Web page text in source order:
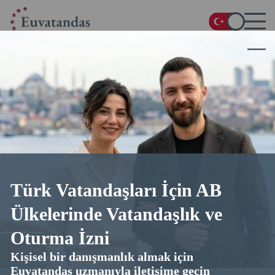
Almanya’ya Süresiz Oturma İzni
İçin Taşınma
10.02.2026
16 dakika okuma
4.9üzerinden 5 (37oylar)
Türk Vatandaşları İçin AB
Ülkelerinde Vatandaşlık ve
Oturma İzni
Kişisel bir danışmanlık almak için
Euvatandas uzmanıyla iletişime geçin